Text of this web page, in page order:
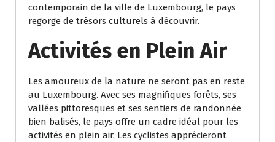
contemporain de la ville de Luxembourg, le pays
regorge de trésors culturels à découvrir.
Activités en Plein Air
Les amoureux de la nature ne seront pas en reste
au Luxembourg. Avec ses magnifiques forêts, ses
vallées pittoresques et ses sentiers de randonnée
bien balisés, le pays offre un cadre idéal pour les
activités en plein air. Les cyclistes apprécieront